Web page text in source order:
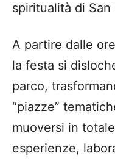
spiritualità di San
A partire dalle
la festa si
parco,
“piazze”
muoversi in
esperienze,